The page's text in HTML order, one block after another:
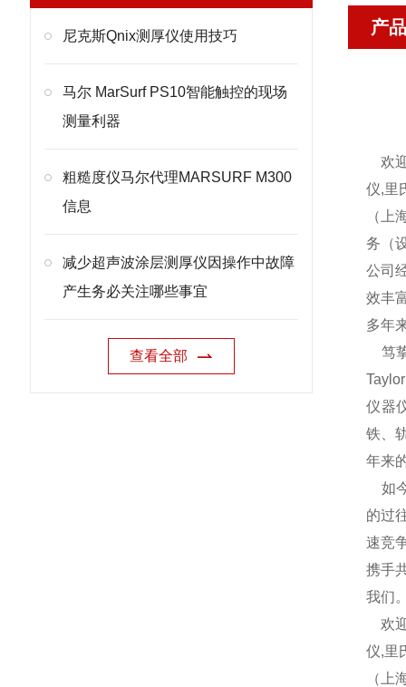
尼克斯Qnix测厚仪使用技巧
马尔 MarSurf PS10智能触控的现场
测量利器
粗糙度仪马尔代理MARSURF M300
信息
减少超声波涂层测厚仪因操作中故障
产生务必关注哪些事宜
查看全部
产
欢
仪,里
（上
务（
公司
效丰
多年
笃
仪器
铁、
年来
如
的过
速竞
携手
我们
欢
仪,里
（上